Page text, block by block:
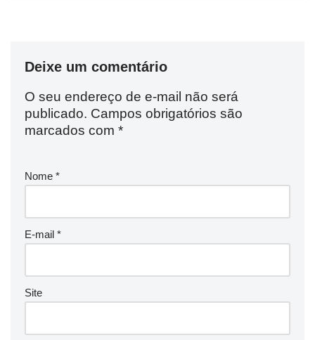
Deixe um comentário
O seu endereço de e-mail não será
publicado. Campos obrigatórios são
marcados com *
Nome *
E-mail *
Site